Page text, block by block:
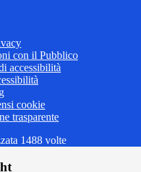
con il Pubblico
accessibilità
cookie
trasparente
1488 volte